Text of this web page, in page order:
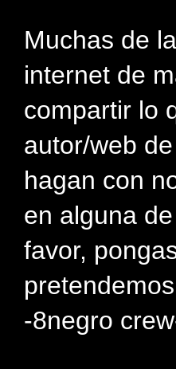
Muchas de
internet de
compartir lo
autor/web
hagan con
en alguna
favor,
-8negro